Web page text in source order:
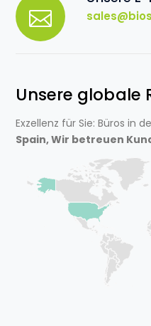
Unsere globale
Exzellenz für Sie: Büros in
Spain, Wir betreuen